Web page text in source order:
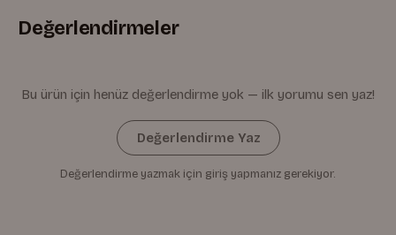
Değerlendirmeler
Bu ürün için henüz değerlendirme yok — ilk yorumu sen yaz!
Değerlendirme Yaz
Değerlendirme yazmak için giriş yapmanız gerekiyor.